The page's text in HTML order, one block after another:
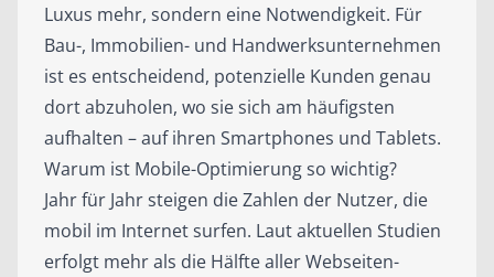
Luxus mehr, sondern eine Notwendigkeit. Für
Bau-, Immobilien- und Handwerksunternehmen
ist es entscheidend, potenzielle Kunden genau
dort abzuholen, wo sie sich am häufigsten
aufhalten – auf ihren Smartphones und Tablets.
Warum ist Mobile-Optimierung so wichtig?
Jahr für Jahr steigen die Zahlen der Nutzer, die
mobil im Internet surfen. Laut aktuellen Studien
erfolgt mehr als die Hälfte aller Webseiten-